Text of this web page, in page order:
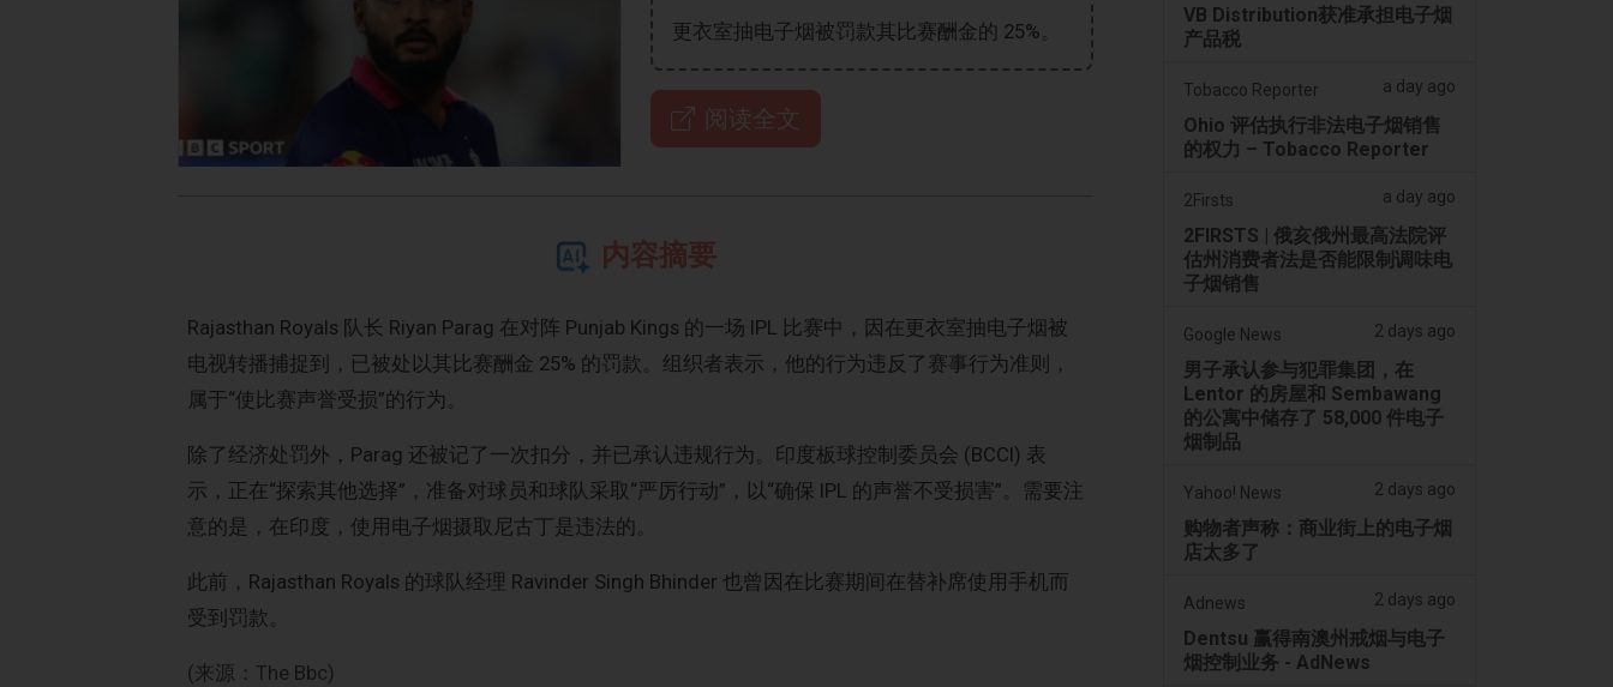
更衣室抽电子烟被罚款其比赛酬金的 25%。
阅读全文
内容摘要
Rajasthan Royals 队长 Riyan Parag 在对阵 Punjab Kings 的一场 IPL 比赛中，因在更衣室抽电子烟被
电视转播捕捉到，已被处以其比赛酬金 25% 的罚款。组织者表示，他的行为违反了赛事行为准则，
属于“使比赛声誉受损”的行为。
除了经济处罚外，Parag 还被记了一次扣分，并已承认违规行为。印度板球控制委员会 (BCCI) 表
示，正在“探索其他选择”，准备对球员和球队采取“严厉行动”，以“确保 IPL 的声誉不受损害”。需要注
意的是，在印度，使用电子烟摄取尼古丁是违法的。
此前，Rajasthan Royals 的球队经理 Ravinder Singh Bhinder 也曾因在比赛期间在替补席使用手机而
受到罚款。
(来源：The Bbc)
VB Distribution获准承担电子烟
产品税
Tobacco Reporter a day ago
Ohio 评估执行非法电子烟销售
的权力 – Tobacco Reporter
2Firsts a day ago
2FIRSTS | 俄亥俄州最高法院评
估州消费者法是否能限制调味电
子烟销售
Google News 2 days ago
男子承认参与犯罪集团，在
Lentor 的房屋和 Sembawang
的公寓中储存了 58,000 件电子
烟制品
Yahoo! News 2 days ago
购物者声称：商业街上的电子烟
店太多了
Adnews 2 days ago
Dentsu 赢得南澳州戒烟与电子
烟控制业务 - AdNews